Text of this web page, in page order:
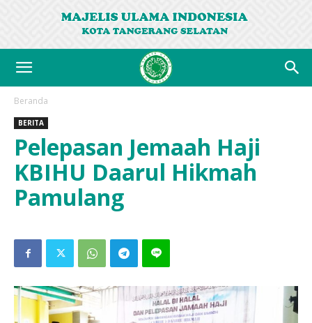
Beranda
BERITA
Pelepasan Jemaah Haji
KBIHU Daarul Hikmah
Pamulang